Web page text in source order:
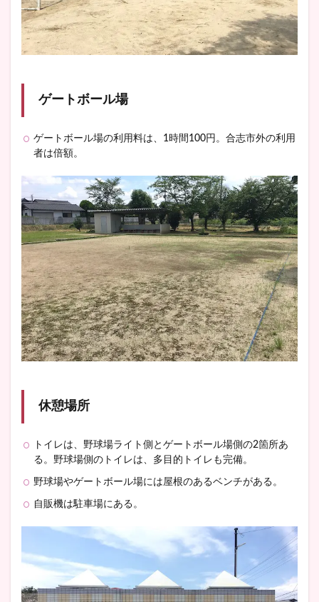
ゲートボール場
ゲートボール場の利用料は、1時間100円。合志市外の利用
者は倍額。
休憩場所
トイレは、野球場ライト側とゲートボール場側の2箇所あ
る。野球場側のトイレは、多目的トイレも完備。
野球場やゲートボール場には屋根のあるベンチがある。
自販機は駐車場にある。